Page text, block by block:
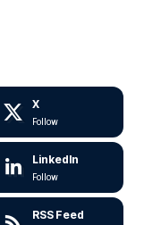
X
Follow
LinkedIn
Follow
RSS Feed